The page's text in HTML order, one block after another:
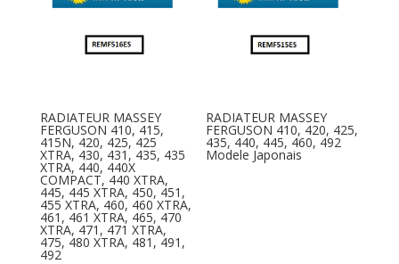
RADIATEUR MASSEY
FERGUSON 410, 415,
415N, 420, 425, 425
XTRA, 430, 431, 435, 435
XTRA, 440, 440X
COMPACT, 440 XTRA,
445, 445 XTRA, 450, 451,
455 XTRA, 460, 460 XTRA,
461, 461 XTRA, 465, 470
XTRA, 471, 471 XTRA,
475, 480 XTRA, 481, 491,
492
RADIATEUR MASSEY
FERGUSON 410, 420, 425,
435, 440, 445, 460, 492
Modele Japonais